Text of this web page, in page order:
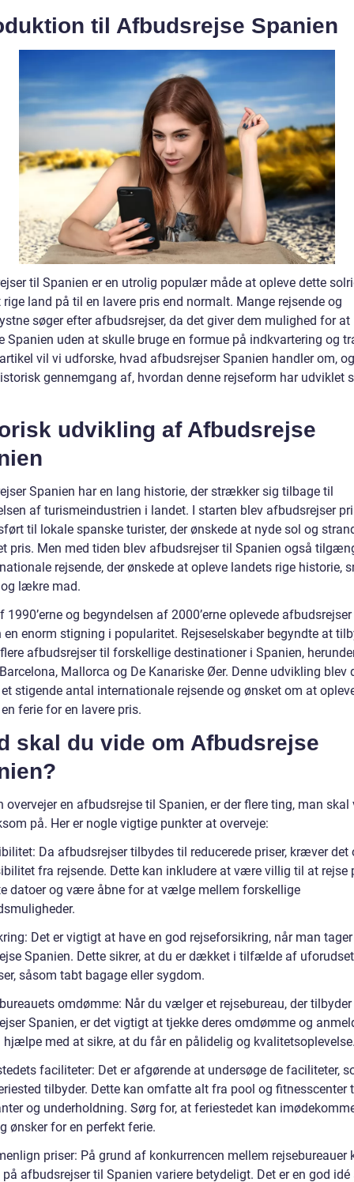
til Afbudsrejse Spanien
til Spanien er en utrolig populær måde at opleve dette
land på til en lavere pris end normalt. Mange rejsende og
søger efter afbudsrejser, da det giver dem mulighed for at
Spanien uden at skulle bruge en formue på indkvartering og
vil vi udforske, hvad afbudsrejser Spanien handler om,
gennemgang af, hvordan denne rejseform har udviklet
udvikling af Afbudsrejse
Spanien har en lang historie, der strækker sig tilbage til
af turismeindustrien i landet. I starten blev afbudsrejser
til lokale spanske turister, der ønskede at nyde sol og
pris. Men med tiden blev afbudsrejser til Spanien også
rejsende, der ønskede at opleve landets rige historie,
lækre mad.
1990’erne og begyndelsen af 2000’erne oplevede afbudsrejser
en enorm stigning i popularitet. Rejseselskaber begyndte at
afbudsrejser til forskellige destinationer i Spanien,
Mallorca og De Kanariske Øer. Denne udvikling blev
stigende antal internationale rejsende og ønsket om at
ferie for en lavere pris.
skal du vide om Afbudsrejse
overvejer en afbudsrejse til Spanien, er der flere ting, man
på. Her er nogle vigtige punkter at overveje:
Da afbudsrejser tilbydes til reducerede priser, kræver det
fra rejsende. Dette kan inkludere at være villig til at rejse
datoer og være åbne for at vælge mellem forskellige
Det er vigtigt at have en god rejseforsikring, når man
Spanien. Dette sikrer, at du er dækket i tilfælde af
såsom tabt bagage eller sygdom.
omdømme: Når du vælger et rejsebureau, der tilbyder
Spanien, er det vigtigt at tjekke deres omdømme og
hjælpe med at sikre, at du får en pålidelig og
faciliteter: Det er afgørende at undersøge de faciliteter,
tilbyder. Dette kan omfatte alt fra pool og fitnesscenter
og underholdning. Sørg for, at feriestedet kan
ønsker for en perfekt ferie.
priser: På grund af konkurrencen mellem rejsebureauer
på afbudsrejser til Spanien variere betydeligt. Det er en god idé